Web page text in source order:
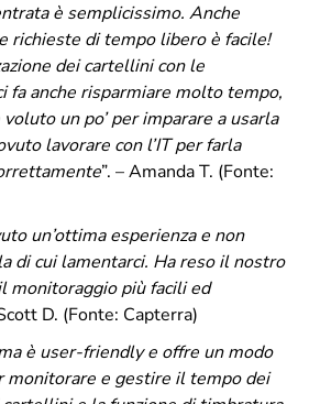
è semplicissimo. Anche
richieste di tempo libero è facile!
dei cartellini con le
fa anche risparmiare molto tempo,
voluto un po’ per imparare a usarla
lavorare con l’IT per farla
”. –Amanda T. (Fonte:
un’ottima esperienza e non
di cui lamentarci. Ha reso il nostro
monitoraggio più facili ed
D. (Fonte: Capterra)
è user-friendly e offre un modo
monitorare e gestire il tempo dei